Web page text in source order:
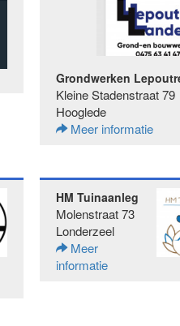
Grondwerken
Kleine Stadenstraat 79
Hooglede
Meer informatie
HM Tuinaanleg
Molenstraat 73
Londerzeel
Meer
informatie